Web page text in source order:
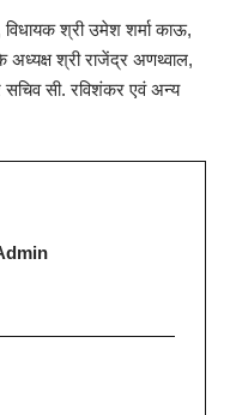
श्री उमेश शर्मा काऊ,
अध्यक्ष श्री राजेंद्र अणथ्वाल,
सचिव सी. रविशंकर एवं अन्य